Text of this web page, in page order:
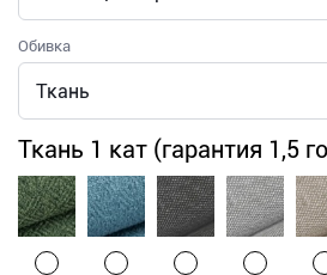
Обивка
Ткань 1 кат (гарантия 1,5